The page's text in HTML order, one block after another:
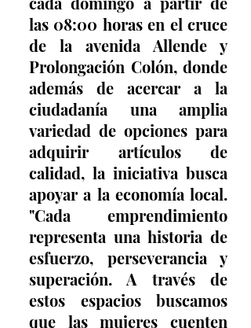
las 08:00 horas en el cruce
de la avenida Allende y
Prolongación Colón, donde
además de acercar a la
ciudadanía una amplia
variedad de opciones para
adquirir artículos de
calidad, la iniciativa busca
apoyar a la economía local.
"Cada emprendimiento
representa una historia de
esfuerzo, perseverancia y
superación. A través de
estos espacios buscamos
que las mujeres cuenten